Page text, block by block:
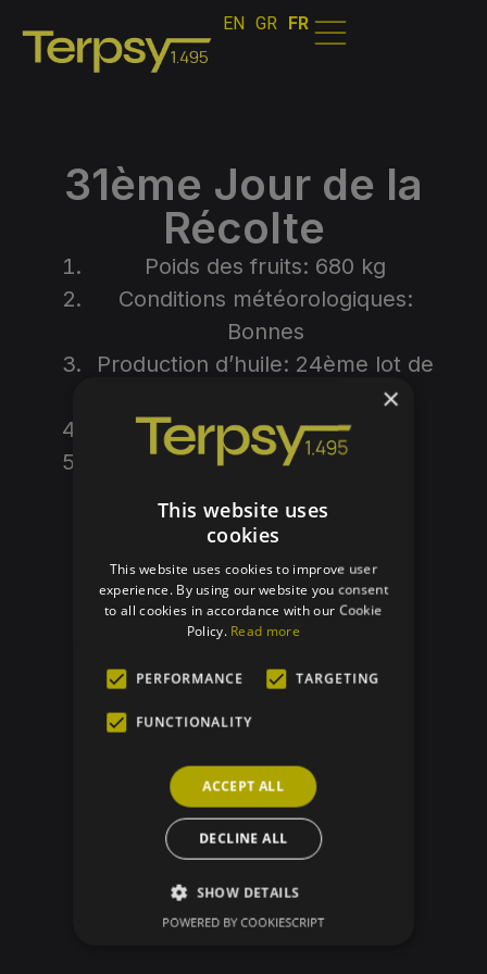
EN GR FR
31ème Jour de la
Récolte
Poids des fruits: 680 kg
Conditions météorologiques:
Bonnes
Production d’huile: 24ème lot de
Acidité: 0,4
Rendement: 0,19200
×
This website uses
cookies
This website uses cookies to improve user
experience. By using our website you consent
to all cookies in accordance with our Cookie
Policy. Read more
PERFORMANCE TARGETING
FUNCTIONALITY
ACCEPT ALL
DECLINE ALL
SHOW DETAILS
POWERED BY COOKIESCRIPT